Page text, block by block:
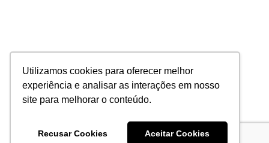
Utilizamos cookies para oferecer melhor
experiência e analisar as interações em nosso
site para melhorar o conteúdo.
Recusar Cookies Aceitar Cookies